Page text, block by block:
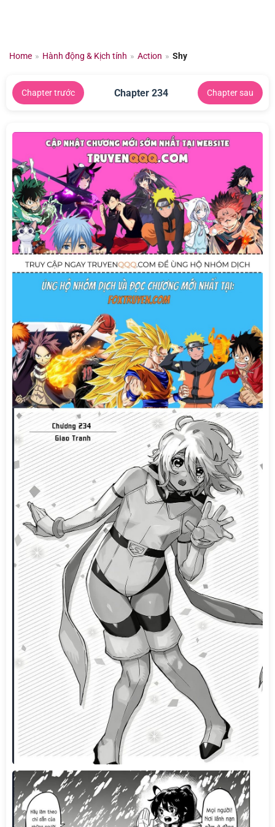
dungHome » Hành động & Kịch tính » Action » Shy
Chapter trước Chapter 234 Chapter sau